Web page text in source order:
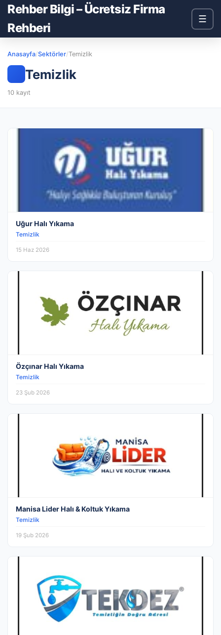
Rehber Bilgi – Ücretsiz Firma
Rehberi
☰
Anasayfa/Sektörler/Temizlik
Temizlik
10 kayıt
Uğur Halı Yıkama
Temizlik
15 Haz 2026
Özçınar Halı Yıkama
Temizlik
23 Şub 2026
Manisa Lider Halı & Koltuk Yıkama
Temizlik
19 Şub 2026